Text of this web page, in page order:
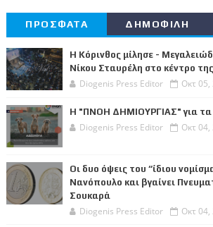
ΠΡΟΣΦΑΤΑ ΔΗΜΟΦΙΛΗ
Η Κόρινθος μίλησε -
Νίκου Σταυρέλη στο κέντρο
Diogenis Press Editor Οκτ 05,
Η "ΠΝΟΗ ΔΗΜΙΟΥΡΓΙΑΣ" για
Diogenis Press Editor Οκτ 04,
Οι δυο όψεις του “ίδιου
Νανόπουλο και βγαίνει
Σουκαρά
Diogenis Press Editor Οκτ 04,